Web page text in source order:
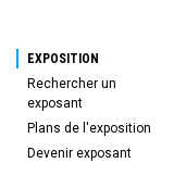
EXPOSITION
Rechercher un
exposant
Plans de l'exposition
Devenir exposant